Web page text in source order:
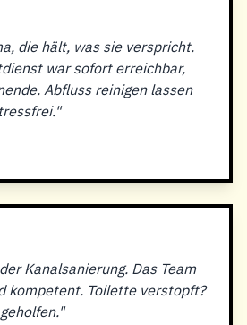
die hält, was sie verspricht.
war sofort erreichbar,
Abfluss reinigen lassen
Kanalsanierung. Das Team
kompetent. Toilette verstopft?